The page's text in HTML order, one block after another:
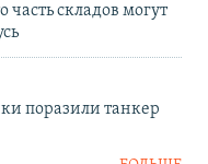
складов могут
поразили танкер